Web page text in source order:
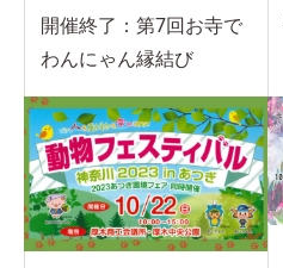
開催終了：第7回お寺で
わんにゃん縁結び